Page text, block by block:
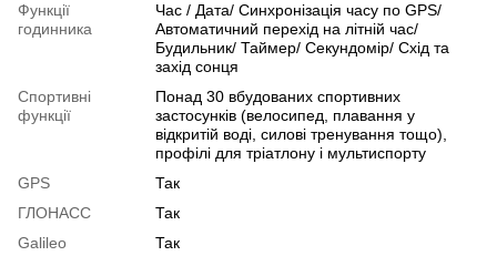
Функції
годинника
Час / Дата/ Синхронізація часу по GPS/
Автоматичний перехід на літній час/
Будильник/ Таймер/ Секундомір/ Схід та
захід сонця
Спортивні
функції
Понад 30 вбудованих спортивних
застосунків (велосипед, плавання у
відкритій воді, силові тренування тощо),
профілі для тріатлону і мультиспорту
GPS
Так
ГЛОНАСС
Так
Galileo
Так